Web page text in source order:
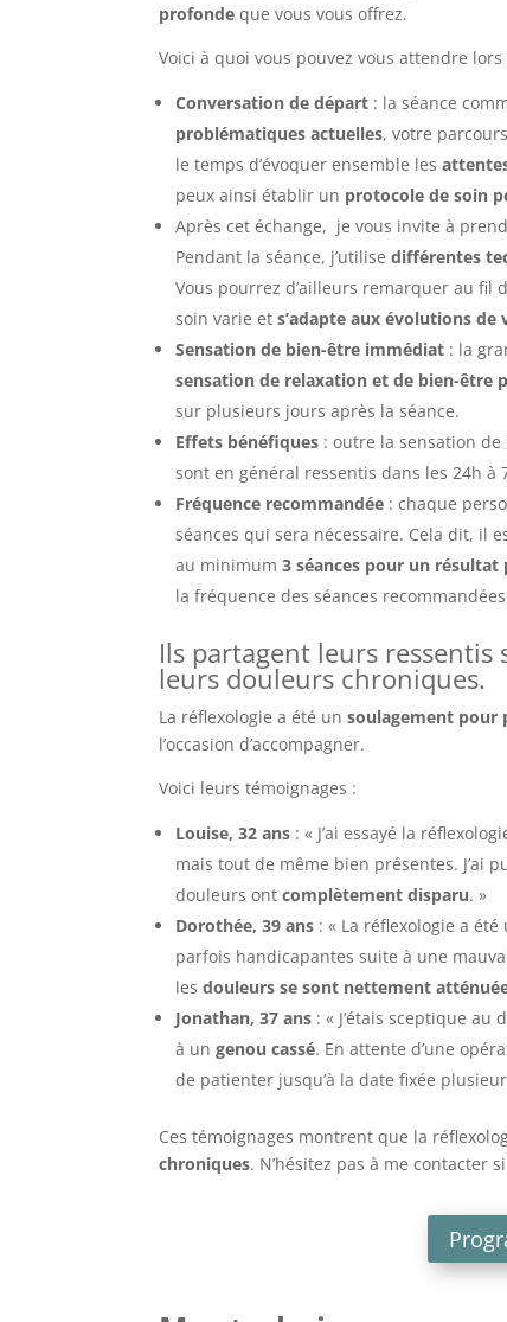
profonde que vous vous offrez.
Voici à quoi vous pouvez vous attendre
Conversation de départ : la séance
problématiques actuelles, votre
le temps d’évoquer ensemble les
peux ainsi établir un protocole de soin
Après cet échange, je vous invite à
Pendant la séance, j’utilisedifférentes
Vous pourrez d’ailleurs remarquer au fil
soin varie ets’adapte aux évolutions
Sensation de bien-être immédiat : la
sensation de relaxation et de bien-être
sur plusieurs jours après la séance.
Effets bénéfiques : outre la sensation
sont en général ressentis dans les 24h à
Fréquence recommandée : chaque
séances qui sera nécessaire. Cela dit, il
au minimum3 séances pour un résultat
la fréquence des séances
Ils partagent leurs ressentis
leurs douleurs chroniques.
La réflexologie a été unsoulagement pour
l’occasion d’accompagner.
Voici leurs témoignages :
Louise, 32 ans : « J’ai essayé la
mais tout de même bien présentes. J’ai
douleurs ontcomplètement disparu. »
Dorothée, 39 ans : « La réflexologie a
parfois handicapantes suite à une
lesdouleurs se sont nettement
Jonathan, 37 ans : « J’étais sceptique au
à ungenou cassé. En attente d’une
de patienter jusqu’à la date fixée
Ces témoignages montrent que la
chroniques. N’hésitez pas à me contacter